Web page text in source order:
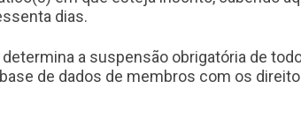
dias.
a suspensão obrigatória de
de dados de membros com os